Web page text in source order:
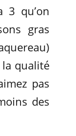
3 qu’on
gras
qualité
pas
des